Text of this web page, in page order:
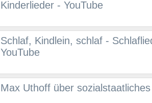
Kinderlieder - YouTube
Schlaf, Kindlein, schlaf -
YouTube
Max Uthoff über